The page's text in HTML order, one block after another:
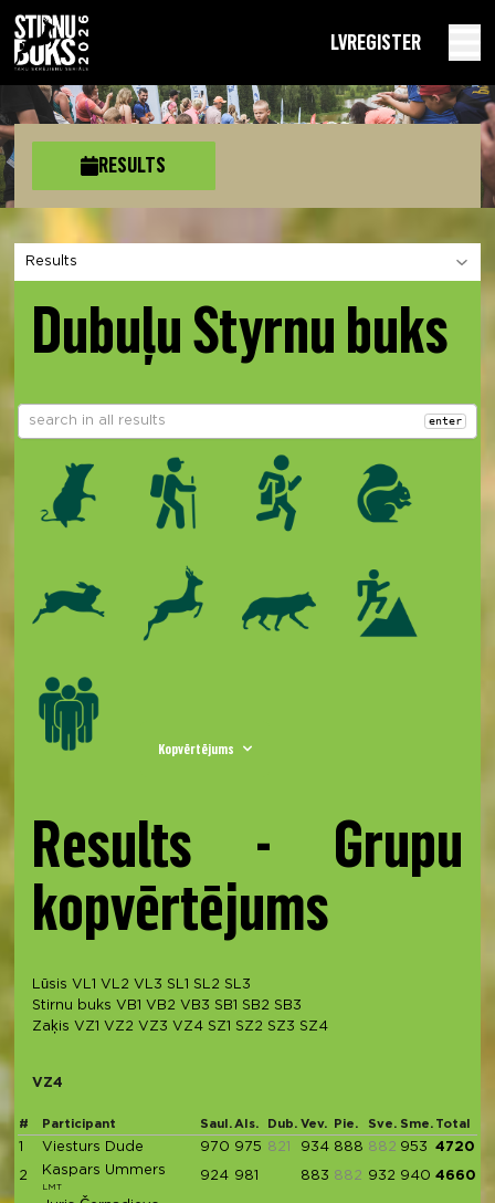
LVREGISTER
RESULTS
Choose a section
Dubuļu Styrnu buks
enter
Kopvērtējums
Results - Grupu
kopvērtējums
Lūsis VL1 VL2 VL3 SL1 SL2 SL3
Stirnu buks VB1 VB2 VB3 SB1 SB2 SB3
Zaķis VZ1 VZ2 VZ3 VZ4 SZ1 SZ2 SZ3 SZ4
VZ4
# Participant Saul. Als. Dub. Vev. Pie. Sve. Sme. Total
1 Viesturs Dude 970 975 821 934 888 882 953 4720
2 Kaspars Ummers
LMT
924 981 883 882 932 940 4660